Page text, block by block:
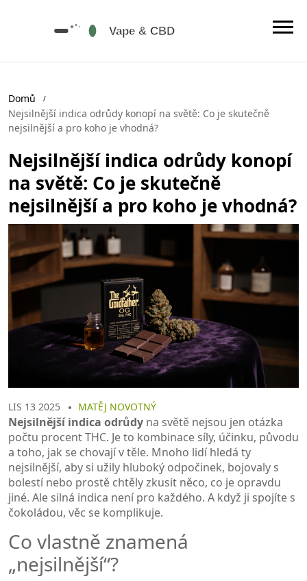
Domů
Nejsilnější indica odrůdy konopí na světě: Co je skutečně
nejsilnější a pro koho je vhodná?
Nejsilnější indica odrůdy konopí
na světě: Co je skutečně
nejsilnější a pro koho je vhodná?
LIS 13 2025 MATĚJ NOVOTNÝ
Nejsilnější indica odrůdy na světě nejsou jen otázka
počtu procent THC. Je to kombinace síly, účinku, původu
a toho, jak se chovají v těle. Mnoho lidí hledá ty
nejsilnější, aby si užily hluboký odpočinek, bojovaly s
bolestí nebo prostě chtěly zkusit něco, co je opravdu
jiné. Ale silná indica není pro každého. A když ji spojíte s
čokoládou, věc se komplikuje.
Co vlastně znamená
„nejsilnější“?